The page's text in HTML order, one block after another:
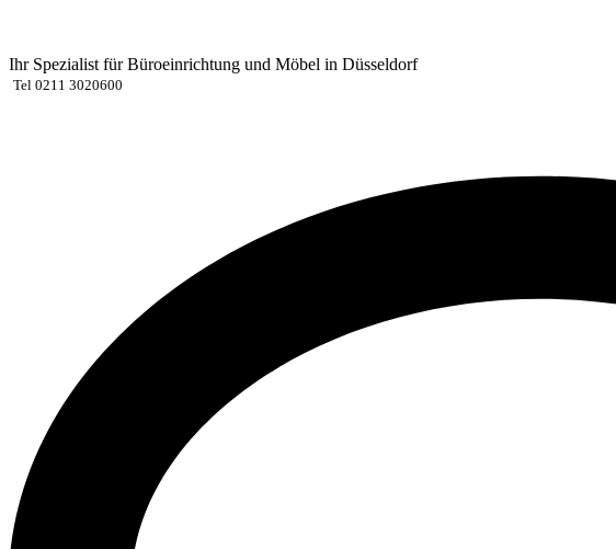
springen
Ihr Spezialist für Büroeinrichtung und Möbel in Düsseldorf
Tel 0211 3020600